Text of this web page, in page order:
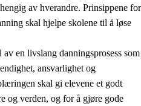
av hverandre. Prinsippene for
skal hjelpe skolene til å løse
en livslang danningsprosess som
ansvarlighet og
skal gi elevene et godt
og verden, og for å gjøre gode